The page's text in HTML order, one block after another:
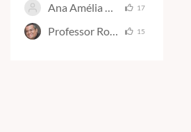
Ana Amélia Dias dos Santos 17
Professor Rogerão Araújo 15